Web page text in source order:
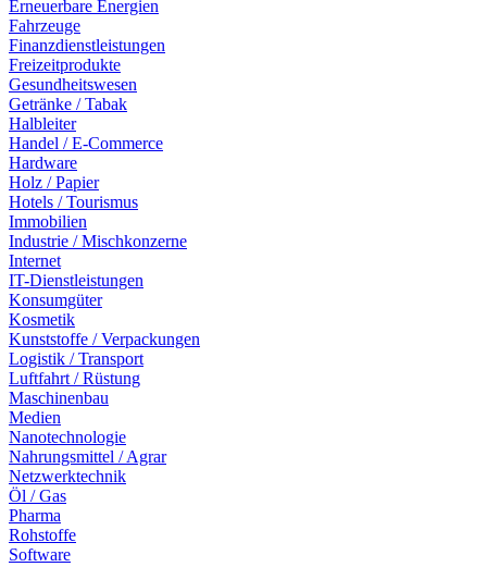
Erneuerbare Energien
Fahrzeuge
Finanzdienstleistungen
Freizeitprodukte
Gesundheitswesen
Getränke / Tabak
Halbleiter
Handel / E-Commerce
Hardware
Holz / Papier
Hotels / Tourismus
Immobilien
Industrie / Mischkonzerne
Internet
IT-Dienstleistungen
Konsumgüter
Kosmetik
Kunststoffe / Verpackungen
Logistik / Transport
Luftfahrt / Rüstung
Maschinenbau
Medien
Nanotechnologie
Nahrungsmittel / Agrar
Netzwerktechnik
Öl / Gas
Pharma
Rohstoffe
Software